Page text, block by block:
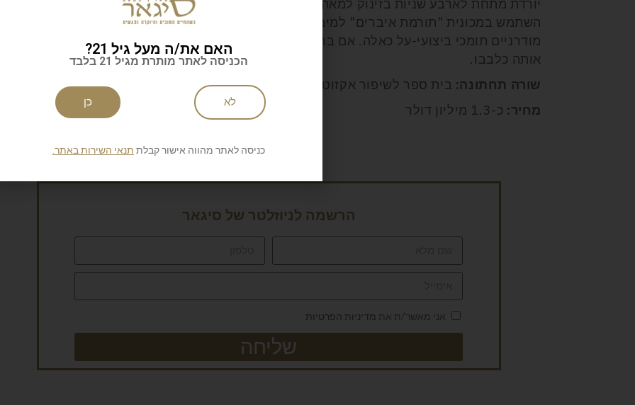
השתמש במכונית "תורמת איברים" למימוש התרגיל הטכנולוגי, שכולל עיצוב מעודכן ומכלולים
מודרניים תומכי ביצועי-על כאלה. אם ברשותכם למבורגיני דיאבלו ישנה, זאת ההזדמנות לשפץ
אותה כלבבו.
שורה תחתונה: בית ספר לשיפור אקזוטיקה
מחיר: כ-1.3 מיליון דולר
הרשמה לניוזלטר של סיגאר
אני מאשר/ת את מדיניות הפרטיות
שליחה
האם את/ה מעל גיל 21?
הכניסה לאתר מותרת מגיל 21 בלבד
לא כן
כניסה לאתר מהווה אישור קבלת תנאי השירות באתר.